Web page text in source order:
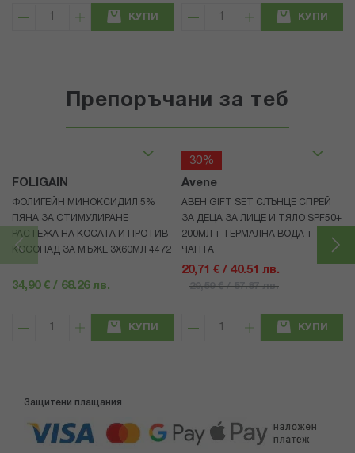
КУПИ КУПИ
Препоръчани за теб
FOLIGAIN
ФОЛИГЕЙН МИНОКСИДИЛ 5%
ПЯНА ЗА СТИМУЛИРАНЕ
РАСТЕЖА НА КОСАТА И ПРОТИВ
КОСОПАД ЗА МЪЖЕ 3X60МЛ 4472
34,90 € / 68.26 лв.
КУПИ
30%
Avene
АВЕН GIFT SET СЛЪНЦЕ СПРЕЙ
ЗА ДЕЦА ЗА ЛИЦЕ И ТЯЛО SPF50+
200МЛ + ТЕРМАЛНА ВОДА +
ЧАНТА
20,71 € / 40.51 лв.
29,59 € / 57.87 лв.
КУПИ
Защитени плащания